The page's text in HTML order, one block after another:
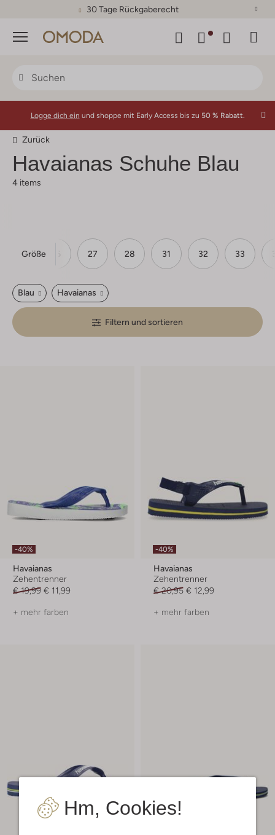
30 Tage Rückgaberecht
Menü
Hm, Cookies!
Logge dich ein und shoppe mit Early Access bis zu 50 % Rabatt.
Zurück
Havaianas Schuhe Blau
4 items
Größe
25 26 27 28 31 32 33
Blau Havaianas
Filtern und sortieren
-40%
Havaianas
Zehentrenner
€ 19,99 € 11,99
+ mehr farben
-40%
Havaianas
Zehentrenner
€ 20,95 € 12,99
+ mehr farben
Letzte Größen